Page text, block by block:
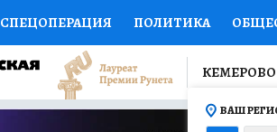
СПЕЦОПЕРАЦИЯ ПОЛИТИКА
НАУКА СПОРТ КОЛУМНИСТЫ
ДОКТОР ФИНАНСЫ
КЕМЕРОВО
ВАШ